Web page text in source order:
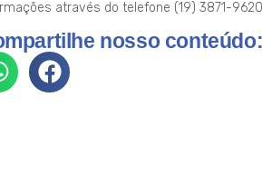
através do telefone (19) 3871-
nosso conteúdo: